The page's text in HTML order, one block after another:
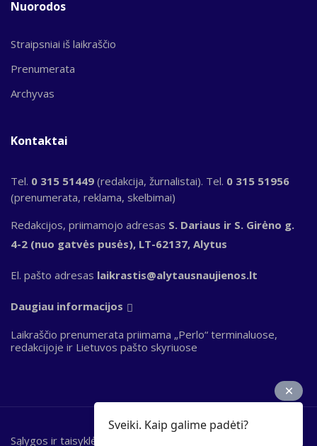
Nuorodos
Straipsniai iš laikraščio
Prenumerata
Archyvas
Kontaktai
Tel. 0 315 51449 (redakcija, žurnalistai). Tel. 0 315 51956
(prenumerata, reklama, skelbimai)
Redakcijos, priimamojo adresas S. Dariaus ir S. Girėno g.
4-2 (nuo gatvės pusės), LT-62137, Alytus
El. pašto adresas laikrastis@alytausnaujienos.lt
Daugiau informacijos
Laikraščio prenumerata priimama „Perlo“ terminaluose,
redakcijoje ir Lietuvos pašto skyriuose
Bottom
Sąlygos ir taisyklės
Sveiki. Kaip galime padėti?